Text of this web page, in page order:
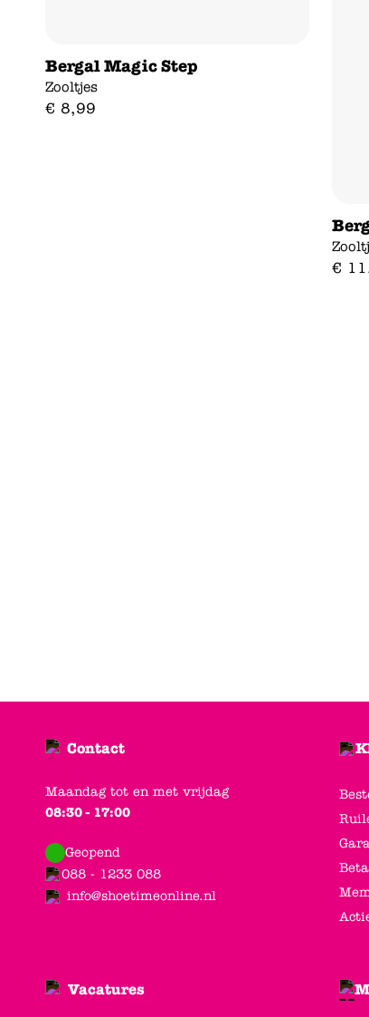
Bergal Magic Step
Zooltjes
€ 8,99
€ 11
Contact
Maandag tot en met vrijdag
08:30 - 17:00
Geopend
088 - 1233 088
info@shoetimeonline.nl
Vacatures